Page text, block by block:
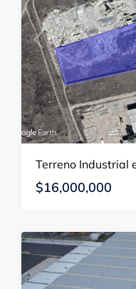
$16,000,000